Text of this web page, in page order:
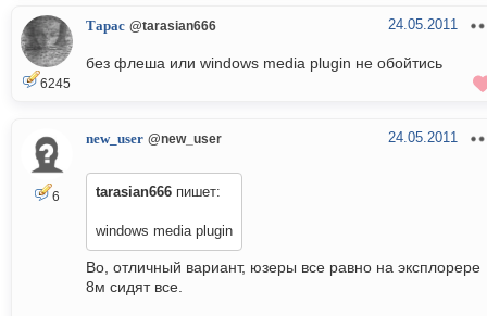
6245
Тарас @tarasian666 24.05.2011
без флеша или windows media plugin не обойтись
6
new_user @new_user 24.05.2011
tarasian666 пишет:
windows media plugin
Во, отличный вариант, юзеры все равно на эксплорере
8м сидят все.